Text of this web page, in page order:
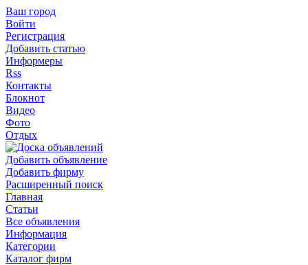
Ваш город
Войти
Регистрация
Добавить статью
Информеры
Rss
Контакты
Блокнот
Видео
Фото
Отдых
Добавить объявление
Добавить фирму
Расширенный поиск
Главная
Статьи
Все объявления
Информация
Категории
Каталог фирм